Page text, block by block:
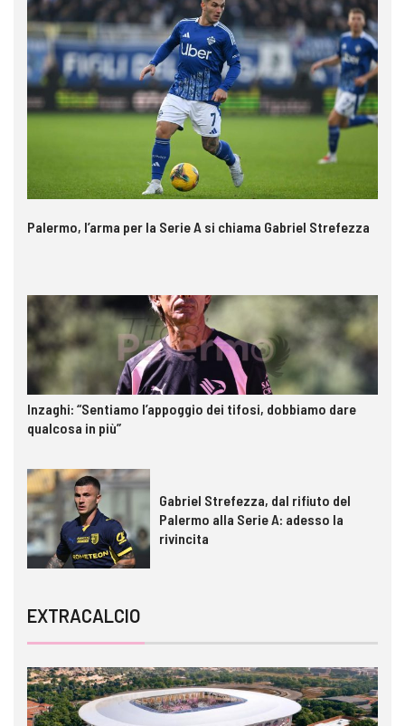
Palermo, l’arma per la Serie A si chiama Gabriel Strefezza
Inzaghi: “Sentiamo l’appoggio dei tifosi, dobbiamo dare
qualcosa in più”
Gabriel Strefezza, dal rifiuto del
Palermo alla Serie A: adesso la
rivincita
EXTRACALCIO